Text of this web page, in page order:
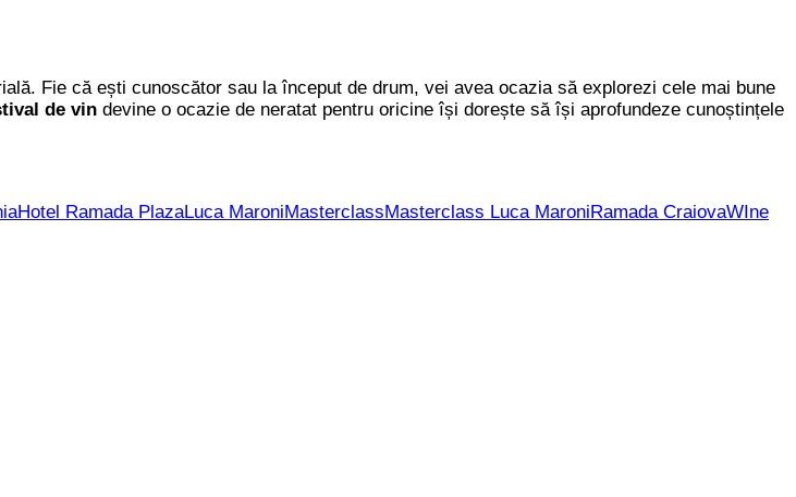
Fie că ești cunoscător sau la început de drum, vei avea ocazia să explorezi cele mai bune
de vin devine o ocazie de neratat pentru oricine își dorește să își aprofundeze cunoștințele
Hotel Ramada PlazaLuca MaroniMasterclassMasterclass Luca Maroni Ramada CraiovaWIne